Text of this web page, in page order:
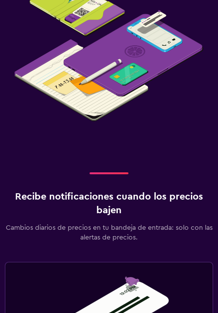
Recibe notificaciones cuando los precios
bajen
Cambios diarios de precios en tu bandeja de entrada: solo con las
alertas de precios.